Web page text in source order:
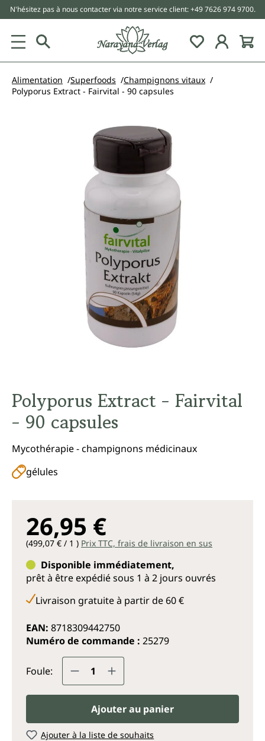
principal
N'hésitez pas à nous contacter via notre service client: +49 7626 974 9700.
Alimentation Superfoods
Champignons vitaux
Polyporus Extract - Fairvital - 90 capsules
Polyporus Extract - Fairvital
- 90 capsules
Mycothérapie - champignons médicinaux
gélules
26,95 €
(499,07 € / 1 ) Prix TTC, frais de livraison en sus
Disponible immédiatement,
prêt à être expédié sous 1 à 2 jours ouvrés
Livraison gratuite à partir de 60 €
EAN: 8718309442750
Numéro de commande : 25279
Foule: Quantité de produit : Entrez la
Ajouter au panier
Ajouter à la liste de souhaits